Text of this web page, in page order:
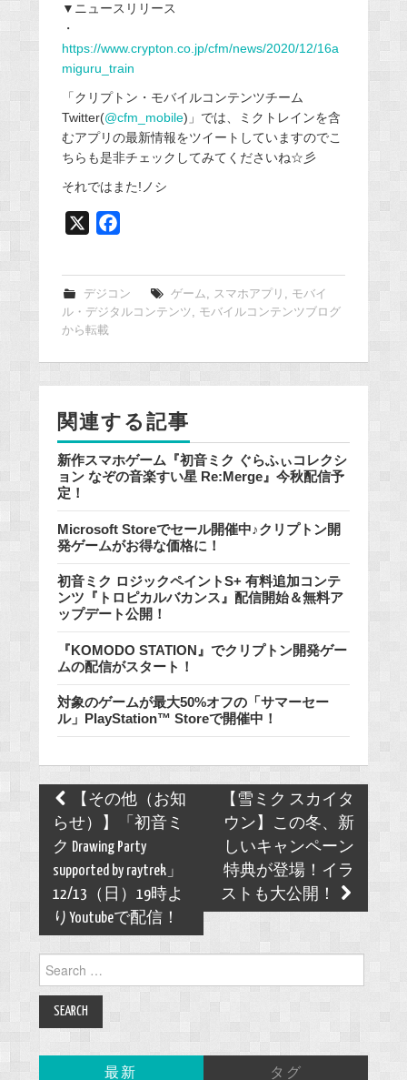
▼ニュースリリース
・
https://www.crypton.co.jp/cfm/news/2020/12/16a
miguru_train
「クリプトン・モバイルコンテンツチーム
Twitter(@cfm_mobile)」では、ミクトレインを含
むアプリの最新情報をツイートしていますのでこ
ちらも是非チェックしてみてくださいね☆彡
それではまた!ノシ
e
b
o
k
デジコン ゲーム, スマホアプリ , モバイ
ル・デジタルコンテンツ, モバイルコンテンツブログ
から転載
関連する記事
新作スマホゲーム『初音ミク ぐらふぃコレクシ
ョン なぞの音楽すい星 Re:Merge』今秋配信予
定！
Microsoft Storeでセール開催中♪クリプトン開
発ゲームがお得な価格に！
初音ミク ロジックペイントS+ 有料追加コンテ
ンツ『トロピカルバカンス』配信開始＆無料ア
ップデート公開！
『KOMODO STATION』でクリプトン開発ゲー
ムの配信がスタート！
対象のゲームが最大50%オフの「サマーセー
ル」PlayStation™ Storeで開催中！
Post
navigation
【その他（お知
らせ）】「初音ミ
ク Drawing Party
supported by raytrek」
12/13（日）19時よ
りYoutubeで配信！
【雪ミク スカイタ
ウン】この冬、新
しいキャンペーン
特典が登場！イラ
ストも大公開！
for:
最新 タグ